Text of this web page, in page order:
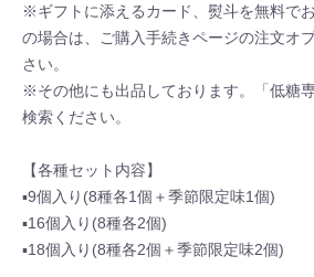
※ギフトに添えるカード、熨斗を無料で
の場合は、ご購入手続きページの注文オ
さい。
※その他にも出品しております。「低糖
検索ください。
【各種セット内容】
▪9個入り(8種各1個＋季節限定味1個)
▪16個入り(8種各2個)
▪18個入り(8種各2個＋季節限定味2個)